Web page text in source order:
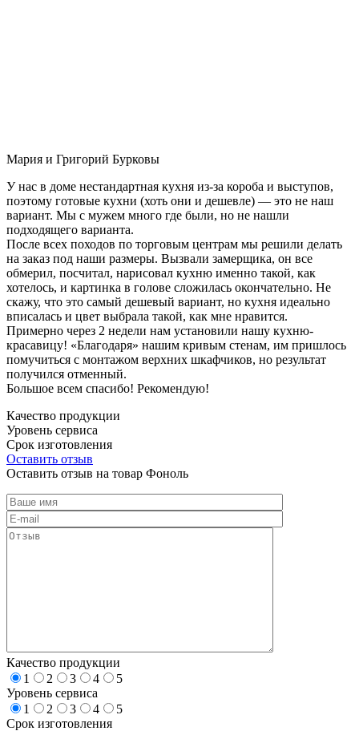
Мария и Григорий Бурковы
У нас в доме нестандартная кухня из-за короба и выступов,
поэтому готовые кухни (хоть они и дешевле) — это не наш
вариант. Мы с мужем много где были, но не нашли
подходящего варианта.
После всех походов по торговым центрам мы решили делать
на заказ под наши размеры. Вызвали замерщика, он все
обмерил, посчитал, нарисовал кухню именно такой, как
хотелось, и картинка в голове сложилась окончательно. Не
скажу, что это самый дешевый вариант, но кухня идеально
вписалась и цвет выбрала такой, как мне нравится.
Примерно через 2 недели нам установили нашу кухню-
красавицу! «Благодаря» нашим кривым стенам, им пришлось
помучиться с монтажом верхних шкафчиков, но результат
получился отменный.
Большое всем спасибо! Рекомендую!
Качество продукции
Уровень сервиса
Срок изготовления
Оставить отзыв
Оставить отзыв на товар Фоноль
Качество продукции
1
2 3 4
5
Уровень сервиса
1
2 3 4
5
Срок изготовления